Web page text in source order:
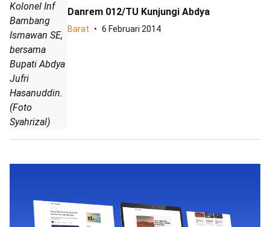
Kolonel Inf
Bambang
Ismawan SE,
bersama
Bupati Abdya
Jufri
Hasanuddin.
(Foto
Syahrizal)
Danrem 012/TU Kunjungi Abdya
Barat 6 Februari 2014